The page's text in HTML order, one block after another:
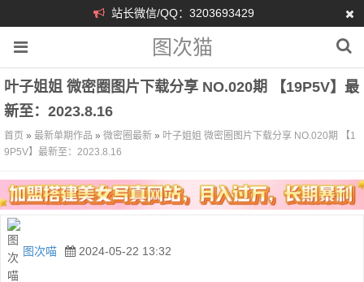
站长微信/QQ：3203693429
图次猫
叶子姐姐 微密圈图片下载分享 NO.020期 【19P5V】最
新至：2023.8.16
首页 » 最新单期作品 » 微密圈最新 » 叶子姐姐 微密圈图片下载分享 NO.020期 【1
9P5V】最新至：2023.8.16
图次喵 2024-05-22 13:32